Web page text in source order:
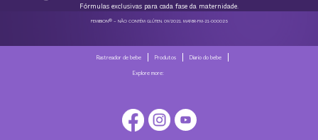
Fórmulas exclusivas para cada fase da maternidade.
FEMIBION®– NÃO CONTÉM GLÚTEN. 09/2021. MAT-BR-FM-21-000025
Explore more:
Rastreador de bebe Produtos Diario do bebe